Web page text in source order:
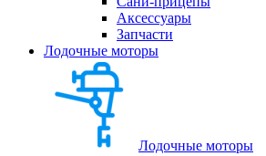
Аксессуары
Запчасти
Лодочные моторы
Лодочные моторы